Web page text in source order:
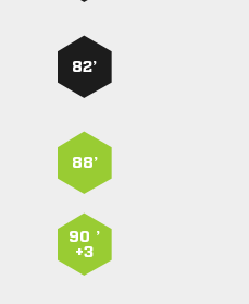
82’
88’
90 ’
+3